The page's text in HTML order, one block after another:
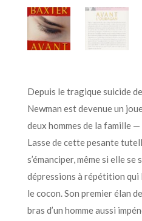
Depuis le tragique suicide
Newman est devenue un
deux hommes de la famille
Lasse de cette pesante
s’émanciper, même si elle
dépressions à répétition qui
le cocon. Son premier élan
bras d’un homme aussi